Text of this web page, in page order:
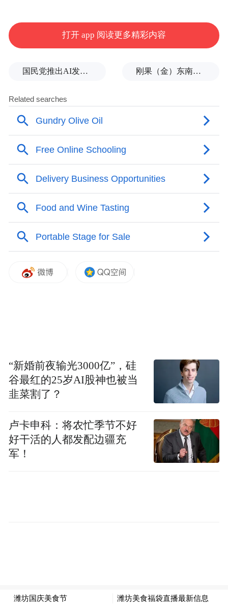
市长任组长的活动领导小组，在满足不同层
次消费需求，特别是在大众化餐饮发展方面
下，确保居民社区、餐饮街区、旅游景区等
员、厨师、职业经理等各类经营和管理人员
的岗位职责行为规范准则严格管理，餐饮业
要以顾客满意度为基准，真正做到客有所
需、我有所为，树立“食品安全重于泰山”的
责任意识。同时，加强人才培养和队伍建
饮业持续健康发展。各经营单位还要精心设
计活动主题，本着让利酬宾、扩大消费、安
全经营的原则，把活动有声有色地开展起
基础上，保证此次金秋购物月的实效性。
打开 app 阅读更多精彩内容
国民党推出AI发言人“郑小文”迎战民进党 刚果（金）东南部中资企业钴产品铀含量超标？官方回应
“新婚前夜输光3000亿”，硅
谷最红的25岁AI股神也被当
韭菜割了？
卢卡申科：将农忙季节不好
好干活的人都发配边疆充
军！